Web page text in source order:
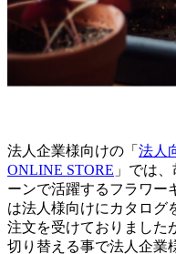
法人企業様向けの「 法人
ONLINE STORE 」では
ーンで活躍するフラワー
は法人様向けにカタログ
注文を受けておりました
切り替える事で法人企業